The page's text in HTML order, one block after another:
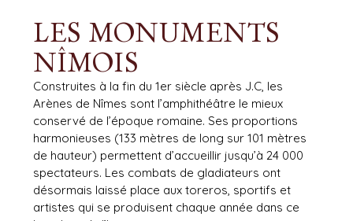
LES MONUMENTS
NÎMOIS
Construites à la fin du 1er siècle après J.C, les
Arènes de Nîmes sont l’amphithéâtre le mieux
conservé de l’époque romaine. Ses proportions
harmonieuses (133 mètres de long sur 101 mètres
de hauteur) permettent d’accueillir jusqu’à 24 000
spectateurs. Les combats de gladiateurs ont
désormais laissé place aux toreros, sportifs et
artistes qui se produisent chaque année dans ce